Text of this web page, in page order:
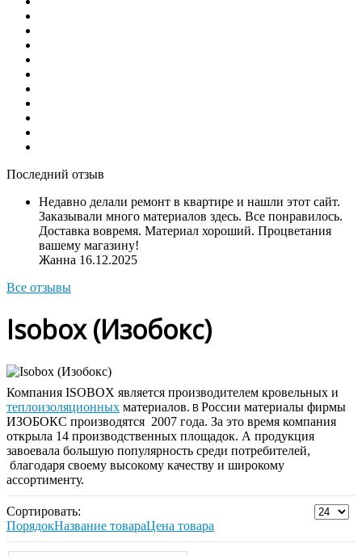
Последний отзыв
Недавно делали ремонт в квартире и нашли этот сайт.
Заказывали много материалов здесь. Все понравилось.
Доставка вовремя. Материал хороший. Процветания
вашему магазину!
Жанна 16.12.2025
Все отзывы
Isobox (Изобокс)
Компания ISOBOX является производителем кровельных и
теплоизоляционных материалов. В России материалы фирмы
ИЗОБОКС производятся 2007 года. За это время компания
открыла 14 производственных площадок. А продукция
завоевала большую популярность среди потребителей,
благодаря своему высокому качеству и широкому
ассортименту.
Сортировать:
ПорядокНазвание товараЦена товара